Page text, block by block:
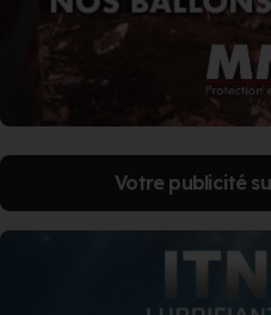
Votre publicité